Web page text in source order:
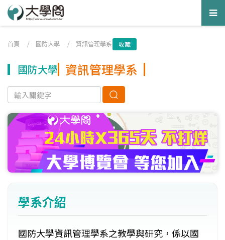
首頁 / 國防大學 / 資訊管理學系 收藏
國防大學 資訊管理學系
學系介紹
國防大學資訊管理學系之教學與研究，係以國